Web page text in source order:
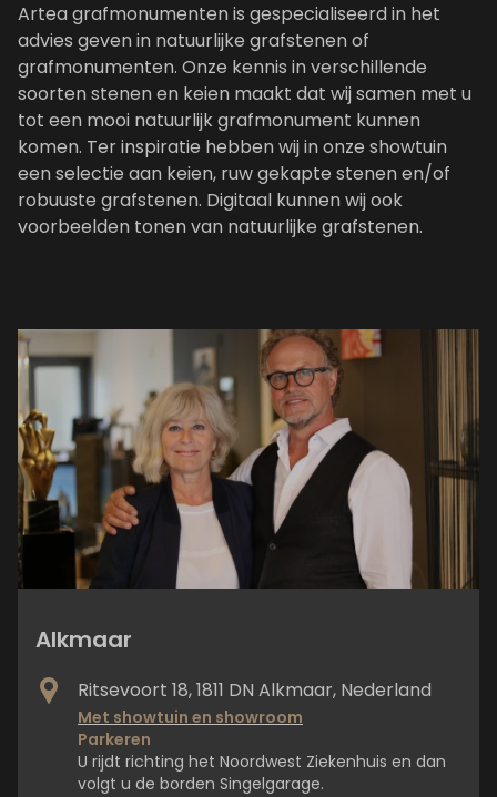
Artea grafmonumenten is gespecialiseerd in het
advies geven in natuurlijke grafstenen of
grafmonumenten. Onze kennis in verschillende
soorten stenen en keien maakt dat wij samen met u
tot een mooi natuurlijk grafmonument kunnen
komen. Ter inspiratie hebben wij in onze showtuin
een selectie aan keien, ruw gekapte stenen en/of
robuuste grafstenen. Digitaal kunnen wij ook
voorbeelden tonen van natuurlijke grafstenen.
Alkmaar
Ritsevoort 18, 1811 DN Alkmaar, Nederland
Met showtuin en showroom
Parkeren
U rijdt richting het Noordwest Ziekenhuis en dan
volgt u de borden Singelgarage.